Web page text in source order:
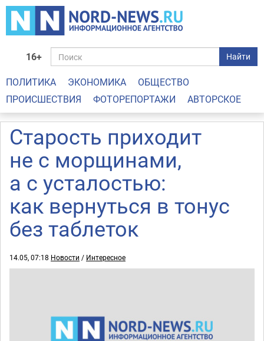
16+ Найти
ПОЛИТИКА ЭКОНОМИКА
ОБЩЕСТВО
ПРОИСШЕСТВИЯ
ФОТОРЕПОРТАЖИ АВТОРСКОЕ
Старость приходит
не с морщинами,
а с усталостью:
как вернуться в тонус
без таблеток
14.05, 07:18 Новости / Интересное